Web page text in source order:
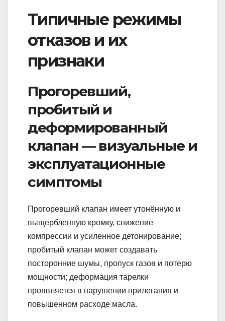
Типичные режимы
отказов и их
признаки
Прогоревший,
пробитый и
деформированный
клапан — визуальные и
эксплуатационные
симптомы
Прогоревший клапан имеет утонённую и
выщербленную кромку, снижение
компрессии и усиленное детонирование;
пробитый клапан может создавать
посторонние шумы, пропуск газов и потерю
мощности; деформация тарелки
проявляется в нарушении прилегания и
повышенном расходе масла.